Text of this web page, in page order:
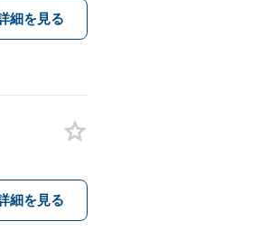
細を見る
細を見る